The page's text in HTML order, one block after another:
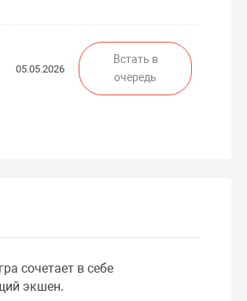
05.05.2026
Встать в
очередь
сочетает в себе
экшен.